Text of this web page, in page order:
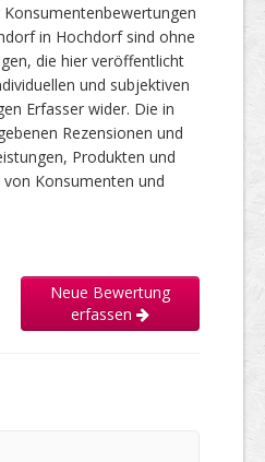
in Hochdorf sind ohne
die hier veröffentlicht
und subjektiven
Erfasser wider. Die in
Rezensionen und
Produkten und
Konsumenten und
Neue Bewertung
erfassen